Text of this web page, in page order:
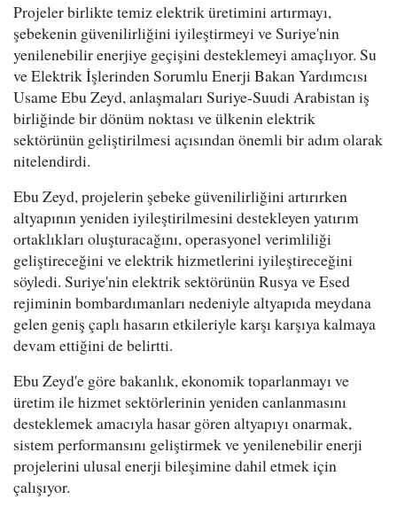
Projeler birlikte temiz elektrik üretimini artırmayı,
şebekenin güvenilirliğini iyileştirmeyi ve Suriye'nin
yenilenebilir enerjiye geçişini desteklemeyi amaçlıyor. Su
ve Elektrik İşlerinden Sorumlu Enerji Bakan Yardımcısı
Usame Ebu Zeyd, anlaşmaları Suriye-Suudi Arabistan iş
birliğinde bir dönüm noktası ve ülkenin elektrik
sektörünün geliştirilmesi açısından önemli bir adım olarak
nitelendirdi.
Ebu Zeyd, projelerin şebeke güvenilirliğini artırırken
altyapının yeniden iyileştirilmesini destekleyen yatırım
ortaklıkları oluşturacağını, operasyonel verimliliği
geliştireceğini ve elektrik hizmetlerini iyileştireceğini
söyledi. Suriye'nin elektrik sektörünün Rusya ve Esed
rejiminin bombardımanları nedeniyle altyapıda meydana
gelen geniş çaplı hasarın etkileriyle karşı karşıya kalmaya
devam ettiğini de belirtti.
Ebu Zeyd'e göre bakanlık, ekonomik toparlanmayı ve
üretim ile hizmet sektörlerinin yeniden canlanmasını
desteklemek amacıyla hasar gören altyapıyı onarmak,
sistem performansını geliştirmek ve yenilenebilir enerji
projelerini ulusal enerji bileşimine dahil etmek için
çalışıyor.